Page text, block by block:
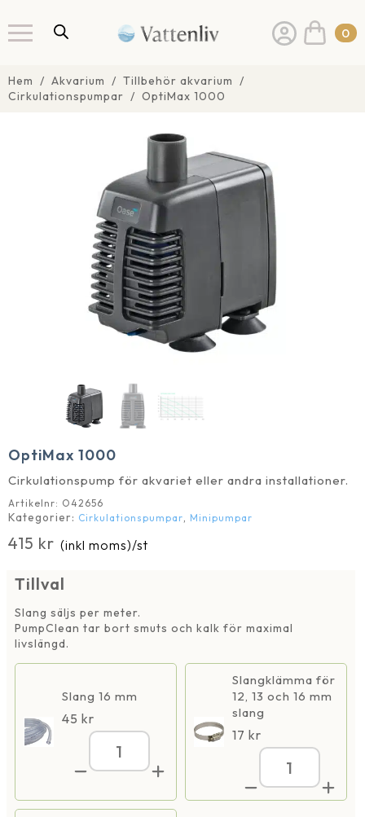
0
Hem Akvarium
Tillbehör akvarium
Cirkulationspumpar
OptiMax 1000
OptiMax 1000
Cirkulationspump för akvariet eller andra installationer.
Artikelnr: O42656
Kategorier: Cirkulationspumpar, Minipumpar
415 kr (inkl moms)/st
Tillval
Slang säljs per meter.
PumpClean tar bort smuts och kalk för maximal
livslängd.
Slang 16 mm
45 kr
OptiMax
1000
mängd
Slangklämma för
12, 13 och 16 mm
slang
17 kr
OptiMax
1000
mängd